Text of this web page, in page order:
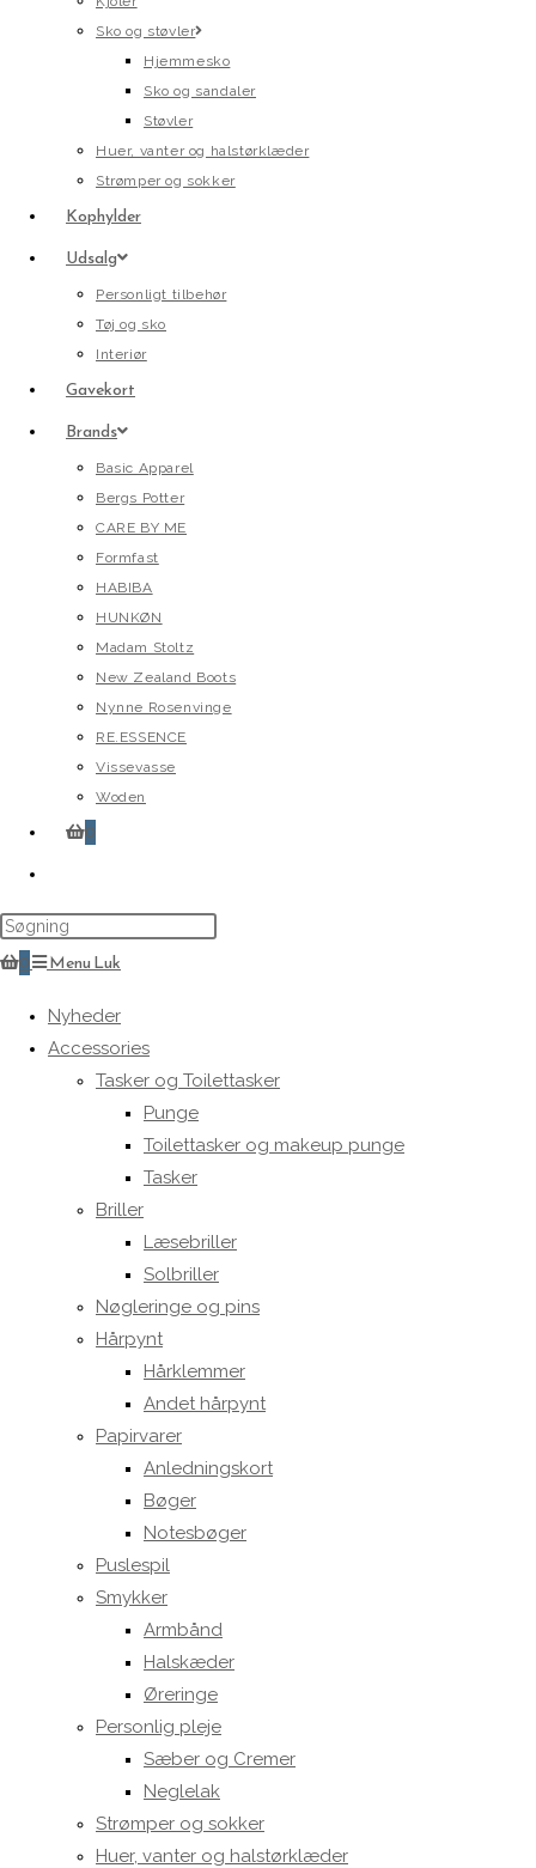
Sko og støvler
Hjemmesko
Sko og sandaler
Støvler
Huer, vanter og halstørklæder
Strømper og sokker
Kophylder
Udsalg
Personligt tilbehør
Tøj og sko
Interiør
Gavekort
Brands
Basic Apparel
Bergs Potter
CARE BY ME
Formfast
HABIBA
HUNKØN
Madam Stoltz
New Zealand Boots
Nynne Rosenvinge
RE.ESSENCE
Vissevasse
Woden
0
website
search
0 MenuLuk
Nyheder
Accessories
Tasker og Toilettasker
Punge
Toilettasker og makeup punge
Tasker
Briller
Læsebriller
Solbriller
Nøgleringe og pins
Hårpynt
Hårklemmer
Andet hårpynt
Papirvarer
Anledningskort
Bøger
Notesbøger
Puslespil
Smykker
Armbånd
Halskæder
Øreringe
Personlig pleje
Sæber og Cremer
Neglelak
Strømper og sokker
Huer, vanter og halstørklæder